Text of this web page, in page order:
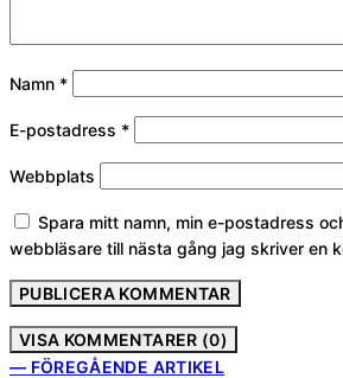
Namn *
E-postadress *
Webbplats
Spara mitt namn, min e-postadress
webbläsare till nästa gång jag skriver en
VISA KOMMENTARER (0)
— FÖREGÅENDE ARTIKEL